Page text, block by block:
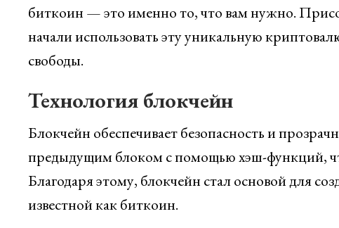
биткоин — это именно то, что вам нужно.
начали использовать эту уникальную
свободы.
Технология блокчейн
Блокчейн обеспечивает безопасность и
предыдущим блоком с помощью хэш-функций,
Благодаря этому, блокчейн стал основой для
известной как биткоин.